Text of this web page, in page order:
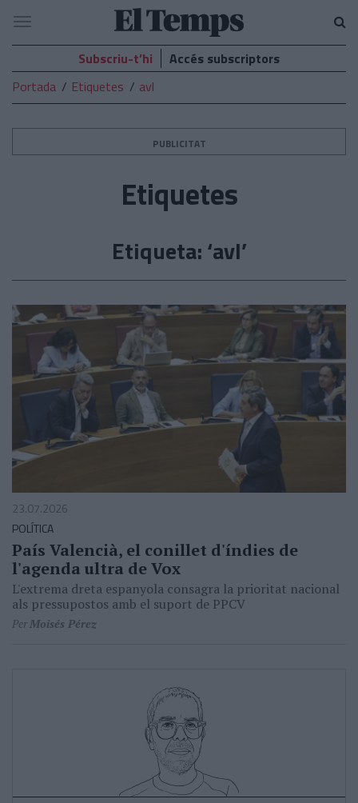
El
Temps
Navegació
Subscriu-t’hi
Accés subscriptors
Portada
Etiquetes avl
PUBLICITAT
Etiquetes
Etiqueta: ‘avl’
23.07.2026
POLÍTICA
País Valencià, el conillet d'índies de
l'agenda ultra de Vox
L'extrema dreta espanyola consagra la prioritat nacional
als pressupostos amb el suport de PPCV
PerMoisés Pérez